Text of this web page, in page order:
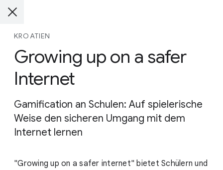
KROATIEN
Growing up on a safer
Internet
Gamification an Schulen: Auf spielerische
Weise den sicheren Umgang mit dem
Internet lernen
"Growing up on a safer internet" bietet Schülern und